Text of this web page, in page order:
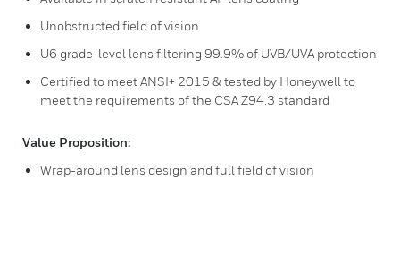
Unobstructed field of vision
U6 grade-level lens filtering 99.9% of UVB/UVA protection
Certified to meet ANSI+ 2015 & tested by Honeywell to
meet the requirements of the CSA Z94.3 standard
Value Proposition:
Wrap-around lens design and full field of vision